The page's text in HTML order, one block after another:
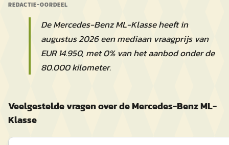
REDACTIE-OORDEEL
De Mercedes-Benz ML-Klasse heeft in
augustus 2026 een mediaan vraagprijs van
EUR 14.950, met 0% van het aanbod onder de
80.000 kilometer.
Veelgestelde vragen over de Mercedes-Benz ML-
Klasse